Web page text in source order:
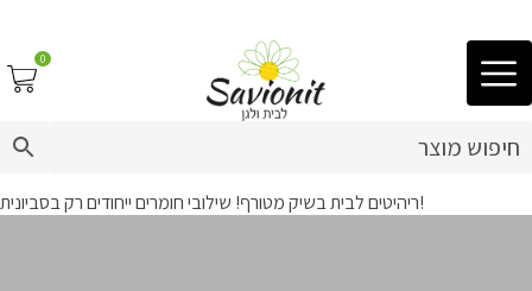
03-9212883
ריפוד לריהוט גן
0
ריהיטים לבית בשיק מטורף! שילובי חומרים ייחודים רק בסביונית!